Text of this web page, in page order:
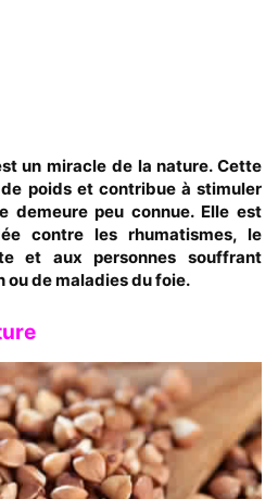
un miracle de la nature. Cette
poids et contribue à stimuler
demeure peu connue. Elle est
contre les rhumatismes, le
et aux personnes souffrant
ou de maladies du foie.